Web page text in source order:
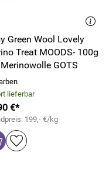
Green Wool Lovely
Treat MOODS- 100g
GOTS
lieferbar
€*
199,- €/kg